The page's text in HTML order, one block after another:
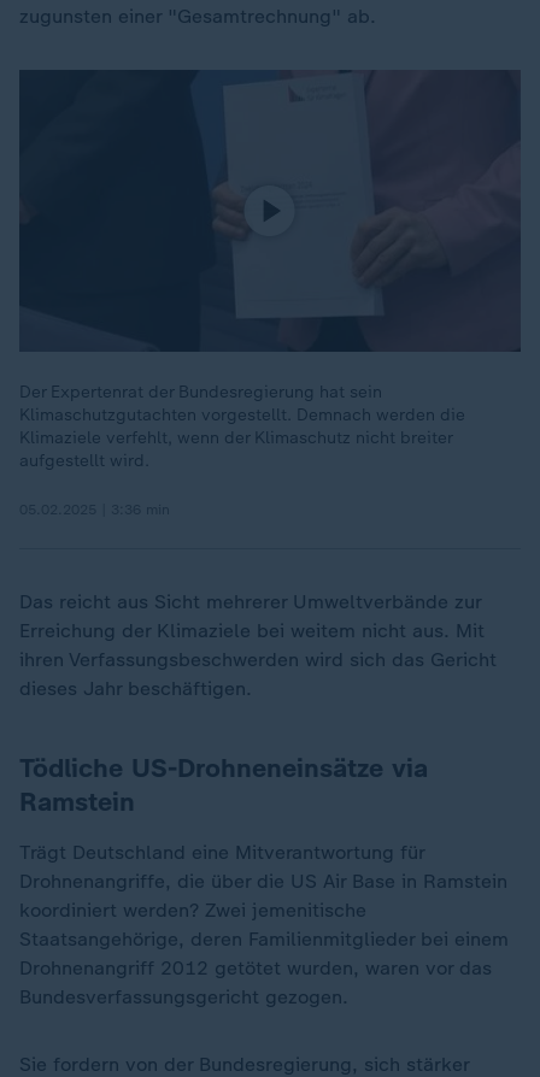
zugunsten einer "Gesamtrechnung" ab.
Der Expertenrat der Bundesregierung hat sein
Klimaschutzgutachten vorgestellt. Demnach werden die
Klimaziele verfehlt, wenn der Klimaschutz nicht breiter
aufgestellt wird.
Das reicht aus Sicht mehrerer Umweltverbände zur
Erreichung der Klimaziele bei weitem nicht aus. Mit
ihren Verfassungsbeschwerden wird sich das Gericht
dieses Jahr beschäftigen.
Tödliche US-Drohneneinsätze via
Ramstein
Trägt Deutschland eine Mitverantwortung für
Drohnenangriffe, die über die US Air Base in Ramstein
koordiniert werden? Zwei jemenitische
Staatsangehörige, deren Familienmitglieder bei einem
Drohnenangriff 2012 getötet wurden, waren vor das
Bundesverfassungsgericht gezogen.
Sie fordern von der Bundesregierung, sich stärker